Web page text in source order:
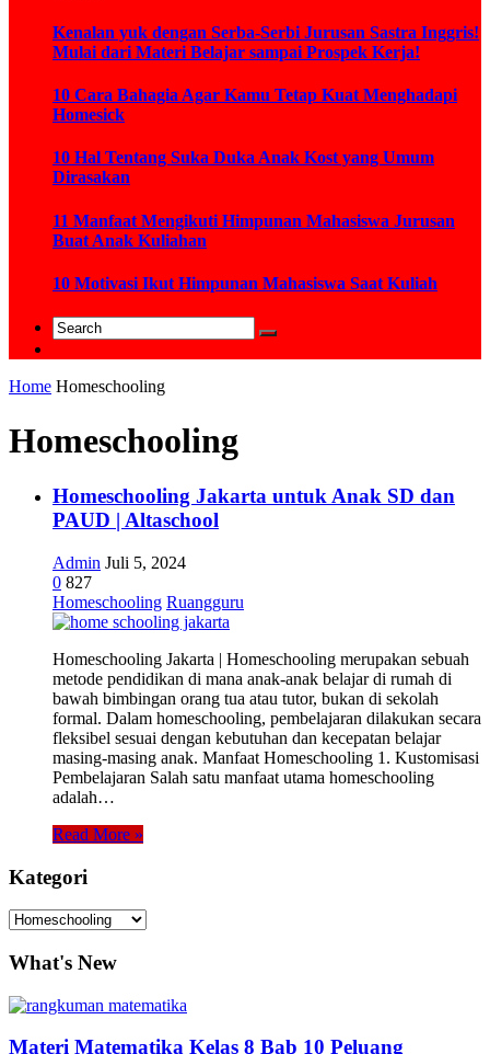
Kenalan yuk dengan Serba-Serbi Jurusan Sastra Inggris!
Mulai dari Materi Belajar sampai Prospek Kerja!
10 Cara Bahagia Agar Kamu Tetap Kuat Menghadapi
Homesick
10 Hal Tentang Suka Duka Anak Kost yang Umum
Dirasakan
11 Manfaat Mengikuti Himpunan Mahasiswa Jurusan
Buat Anak Kuliahan
10 Motivasi Ikut Himpunan Mahasiswa Saat Kuliah
Home Homeschooling
Homeschooling
Homeschooling Jakarta untuk Anak SD dan
PAUD | Altaschool
Admin Juli 5, 2024
0 827
Homeschooling Ruangguru
Homeschooling Jakarta | Homeschooling merupakan sebuah
metode pendidikan di mana anak-anak belajar di rumah di
bawah bimbingan orang tua atau tutor, bukan di sekolah
formal. Dalam homeschooling, pembelajaran dilakukan secara
fleksibel sesuai dengan kebutuhan dan kecepatan belajar
masing-masing anak. Manfaat Homeschooling 1. Kustomisasi
Pembelajaran Salah satu manfaat utama homeschooling
adalah…
Read More »
Kategori
Kategori
What's New
Materi Matematika Kelas 8 Bab 10 Peluang